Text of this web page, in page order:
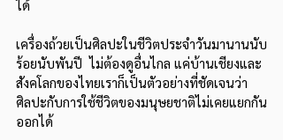
ได้
เครื่องถ้วยเป็นศิลปะในชีวิตประจำวันมานานนับ
ร้อยนับพันปี  ไม่ต้องดูอื่นไกล แค่บ้านเชียงและ
สังคโลกของไทยเราก็เป็นตัวอย่างที่ชัดเจนว่า
ศิลปะกับการใช้ชีวิตของมนุษยชาติไม่เคยแยกกัน
ออกได้